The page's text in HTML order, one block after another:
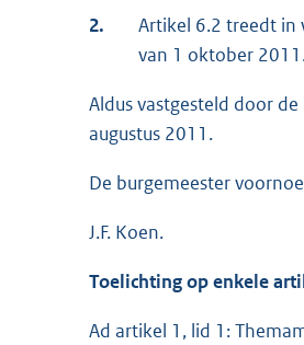
2.
Artikel 6.2 treedt in
van 1 oktober
Aldus vastgesteld door
augustus 2011.
De burgemeester
J.F. Koen.
Toelichting op enkele
Ad artikel 1, lid 1: